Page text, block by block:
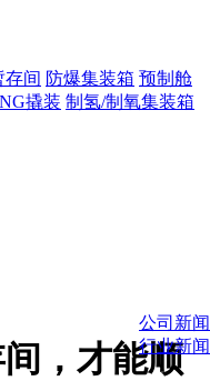
存间 防爆集装箱 预制舱
撬装 制氢/制氧集装箱
公司新闻
行业新闻
，才能顺